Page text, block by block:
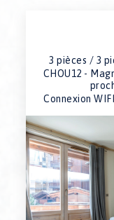
06/02/2027 au 13/
13/02/2027 au 20/
20/02/2027 au 27/
27/02/2027 au 06/
06/03/2027 au 13/
13/03/2027 au 20/
20/03/2027 au 27/
27/03/2027 au 03/04/
03/04/2027 au 10/04/
10/04/2027 au 17/04/
17/04/2027 au 24/04/
24/04/2027 au 01/05/
01/05/2027 au 08/
3 pièces / 3
CHOU12 -
Connexion